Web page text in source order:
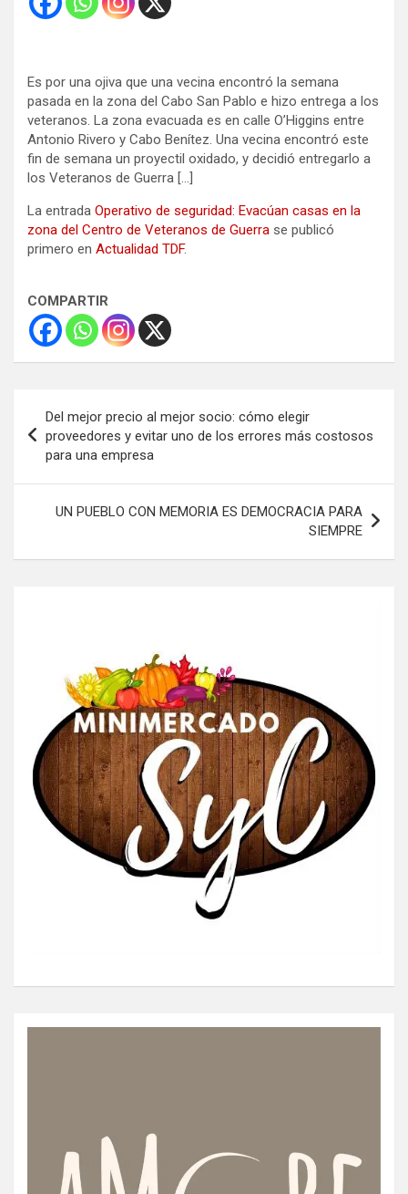
Es por una ojiva que una vecina encontró la semana
pasada en la zona del Cabo San Pablo e hizo entrega a los
veteranos. La zona evacuada es en calle O’Higgins entre
Antonio Rivero y Cabo Benítez. Una vecina encontró este
fin de semana un proyectil oxidado, y decidió entregarlo a
los Veteranos de Guerra […]
La entrada Operativo de seguridad: Evacúan casas en la
zona del Centro de Veteranos de Guerra se publicó
primero en Actualidad TDF.
COMPARTIR
de
entradas
Del mejor precio al mejor socio: cómo elegir
proveedores y evitar uno de los errores más costosos
para una empresa
UN PUEBLO CON MEMORIA ES DEMOCRACIA PARA
SIEMPRE